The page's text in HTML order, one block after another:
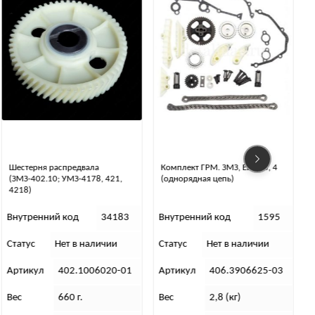
Комплект ГРМ. ЗМЗ, Евро-3, 4
(однорядная цепь)
Внутренний код 1595
Статус Нет в наличии
Артикул 406.3906625-03
Пробка крышки
ЗМЗ-406
26 ₽
Внутренний код
Статус В наличии
Артикул 262541-29